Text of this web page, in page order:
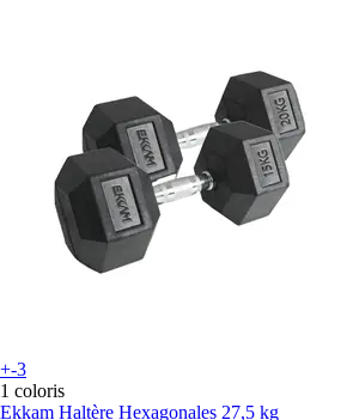
+-3
1 coloris
Ekkam Haltère Hexagonales 27,5 kg